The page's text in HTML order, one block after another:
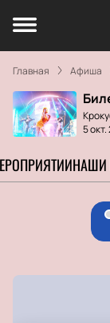
Главная Афиша
5
НАШИ